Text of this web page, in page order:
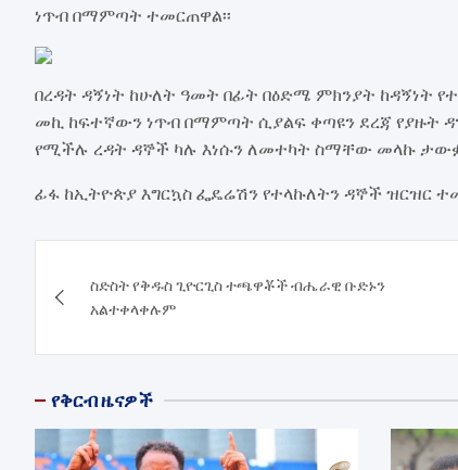
ነጥብ በማምጣት ተመርጠዋል፡፡
በረዳት ዳኝነት ከሁለት ዓመት በፊት በዕድሜ ምክንያት ከዳኝነት
መኪ ከፍተኛውን ነጥብ በማምጣት ሲያልፍ ቀጣዩን ደረጃ የያዙት
የሚችሉ ረዳት ዳኞች ካሉ እነሱን ለመተካት ስማቸው መላኩ
ፊፋ ከኢትዮጵያ እግርኳስ ፌዴሬሽን የተላኩለትን ዳኞች ዝርዝር
navigation
ስድስት የቅዱስ ጊዮርጊስ ተጫዋቾች ብሔራዊ ቡድኑን
አልተቀላቀሉም
የቅርብ ዜናዎች